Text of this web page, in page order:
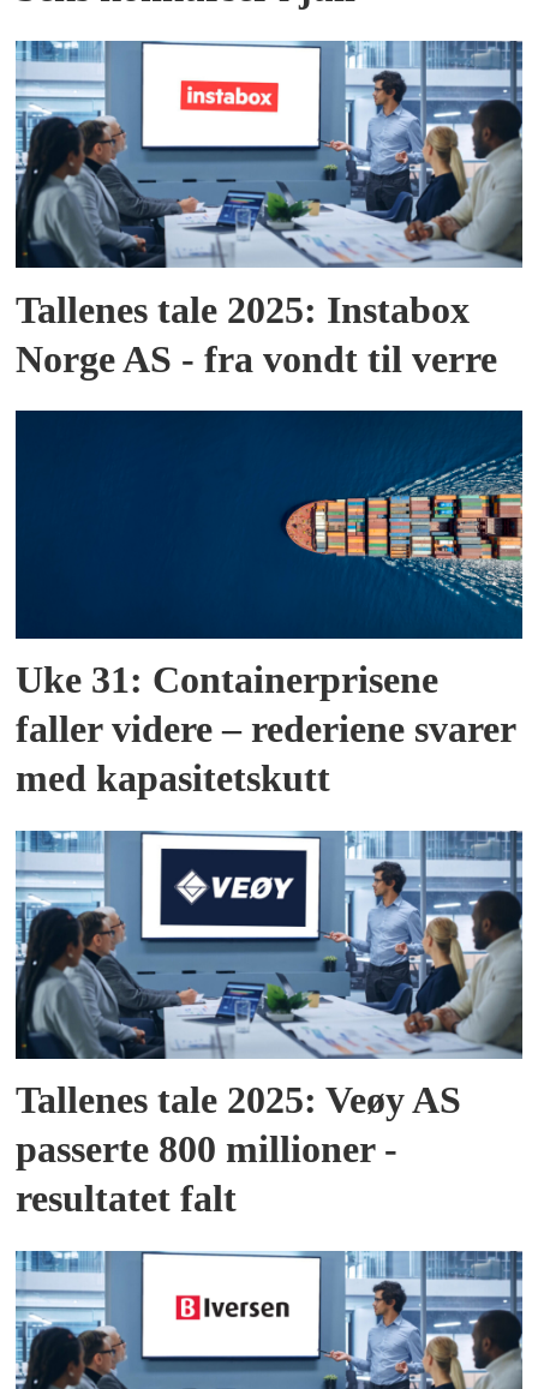
Tallenes tale 2025: Instabox
Norge AS - fra vondt til verre
Uke 31: Containerprisene
faller videre – rederiene svarer
med kapasitetskutt
Tallenes tale 2025: Veøy AS
passerte 800 millioner -
resultatet falt